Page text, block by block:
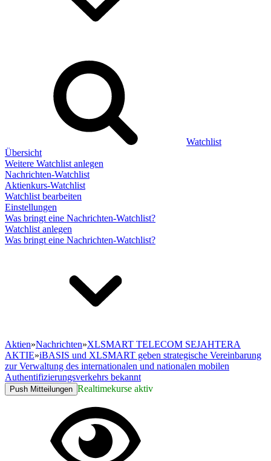
Watchlist
Übersicht
Weitere Watchlist anlegen
Nachrichten-Watchlist
Aktienkurs-Watchlist
Watchlist bearbeiten
Einstellungen
Was bringt eine Nachrichten-Watchlist?
Watchlist anlegen
Was bringt eine Nachrichten-Watchlist?
Aktien»Nachrichten»XLSMART TELECOM SEJAHTERA
AKTIE»iBASIS und XLSMART geben strategische Vereinbarung
zur Verwaltung des internationalen und nationalen mobilen
Authentifizierungsverkehrs bekannt
Push Mitteilungen Realtimekurse aktiv